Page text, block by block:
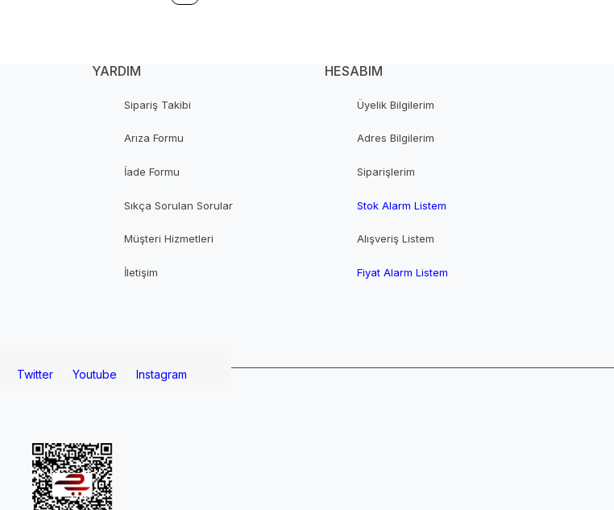
YARDIM
Sipariş Takibi
Arıza Formu
İade Formu
Sıkça Sorulan Sorular
Müşteri Hizmetleri
İletişim
HESABIM
Üyelik Bilgilerim
Adres Bilgilerim
Siparişlerim
Stok Alarm Listem
Alışveriş Listem
Fiyat Alarm Listem
Twitter Youtube Instagram